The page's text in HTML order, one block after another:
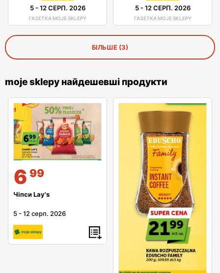
5-12 СЕРП. 2026
ГАЗЕТКА MOJE SKLEPY
5-12 СЕРП. 2026
ГАЗЕТКА MOJE SKLEPY
БІЛЬШЕ (3)
moje sklepy найдешевші продукти
6 99
Чіпси Lay's
5 -12 серп. 2026